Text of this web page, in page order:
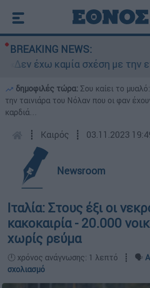
BREAKING NEWS:
έχω καμία σχέση με την
δημοφιλές τώρα: Σου καίει το
την ταινιάρα του Νόλαν που οι φαν
καρδιά...
┋ Καιρός ┋ 03.11.2023
Newsroom
Ιταλία: Στους έξι οι
κακοκαιρία - 20.000
χωρίς ρεύμα
🕛 χρόνος ανάγνωσης: 1 λεπτό ┋ 🗣️
σχολιασμό